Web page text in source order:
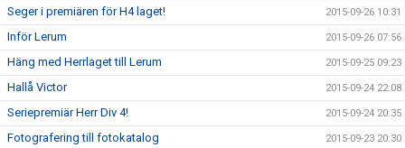
Seger i premiären för H4 laget! 2015-09-26 10:31
Inför Lerum 2015-09-26 07:56
Häng med Herrlaget till Lerum 2015-09-25 09:23
Hallå Victor 2015-09-24 22:08
Seriepremiär Herr Div 4! 2015-09-24 20:35
Fotografering till fotokatalog 2015-09-23 20:30